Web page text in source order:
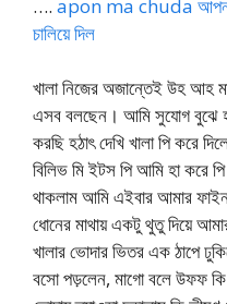
…. apon ma chuda আপন মা
চালিয়ে দিল
খালা নিজের অজান্তেই উহ
এসব বলছেন। আমি সুযোগ বুঝে
করছি হঠাৎ দেখি খালা পি করে
বিলিভ মি ইটস পি আমি হা করে
থাকলাম আমি এইবার আমার
ধোনের মাথায় একটু থুতু দিয়ে
খালার ভোদার ভিতর এক ঠাপে
বসো পড়লেন, মাগো বলে উফফ